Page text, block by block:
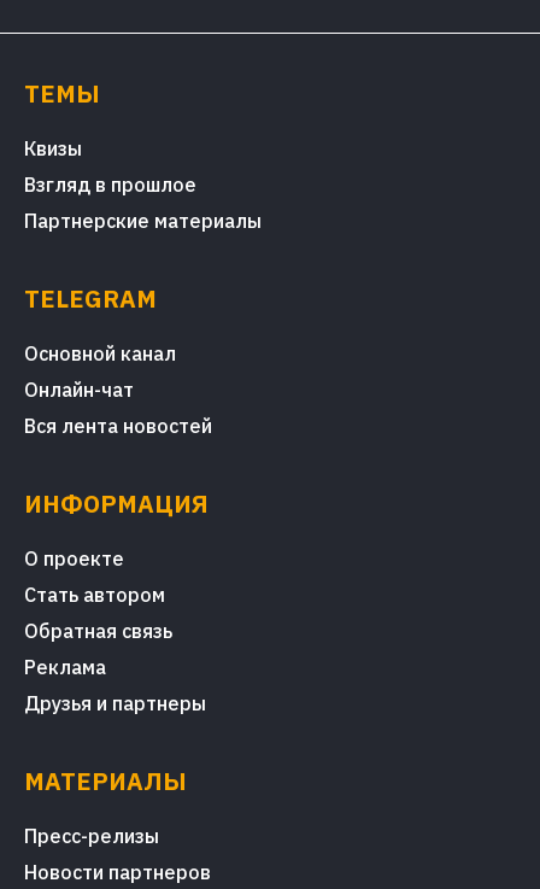
ТЕМЫ
Квизы
Взгляд в прошлое
Партнерские материалы
TELEGRAM
Основной канал
Онлайн-чат
Вся лента новостей
ИНФОРМАЦИЯ
О проекте
Стать автором
Обратная связь
Реклама
Друзья и партнеры
МАТЕРИАЛЫ
Пресс-релизы
Новости партнеров